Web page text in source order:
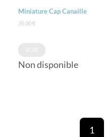
Miniature Cap Canaille
35,00€
Non disponible
1